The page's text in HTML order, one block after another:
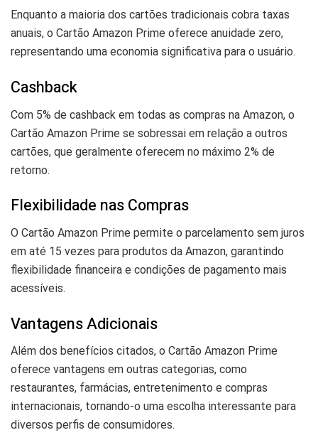
Enquanto a maioria dos cartões tradicionais cobra taxas
anuais, o Cartão Amazon Prime oferece anuidade zero,
representando uma economia significativa para o usuário.
Cashback
Com 5% de cashback em todas as compras na Amazon, o
Cartão Amazon Prime se sobressai em relação a outros
cartões, que geralmente oferecem no máximo 2% de
retorno.
Flexibilidade nas Compras
O Cartão Amazon Prime permite o parcelamento sem juros
em até 15 vezes para produtos da Amazon, garantindo
flexibilidade financeira e condições de pagamento mais
acessíveis.
Vantagens Adicionais
Além dos benefícios citados, o Cartão Amazon Prime
oferece vantagens em outras categorias, como
restaurantes, farmácias, entretenimento e compras
internacionais, tornando-o uma escolha interessante para
diversos perfis de consumidores.